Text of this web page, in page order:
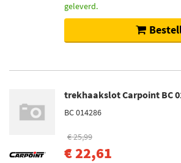
Niet op voorraad (7)
geleverd.
trekhaakslot Carpoint BC
BC 014286
€ 25,99
€ 22,61